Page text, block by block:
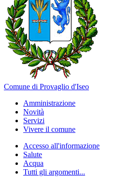
Comune di Provaglio d'Iseo
Amministrazione
Novità
Servizi
Vivere il comune
Accesso all'informazione
Salute
Acqua
Tutti gli argomenti...